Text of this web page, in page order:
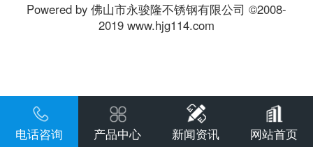
Powered by 佛山市永骏隆不锈钢有限公司 ©2008-
2019 www.hjg114.com
电话咨询 产品中心 新闻资讯 网站首页